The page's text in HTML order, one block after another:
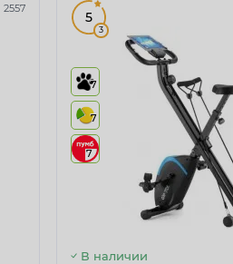
2557
5
3
7
7
7
В наличии